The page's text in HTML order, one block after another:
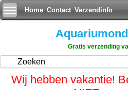
Home Contact Verzendinfo
Gratis verzending
Wij hebben vakantie!